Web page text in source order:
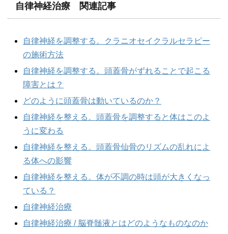
自律神経治療 関連記事
自律神経を調整する。クラニオセイクラルセラピー
の施術方法
自律神経を調整する。頭蓋骨がずれることで起こる
障害とは？
どのように頭蓋骨は動いているのか？
自律神経を整える。頭蓋骨を調整すると体はこのよ
うに変わる
自律神経を整える。頭蓋骨仙骨のリズムの乱れによ
る体への影響
自律神経を整える。体が不調の時は頭が大きくなっ
ている？
自律神経治療
自律神経治療 / 脳脊髄液とはどのようなものなのか